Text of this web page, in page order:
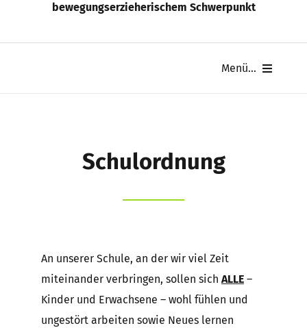
bewegungserzieherischem Schwerpunkt
Menü...
Förderverein
Schulordnung
An unserer Schule, an der wir viel Zeit
miteinander verbringen, sollen sich ALLE–
Kinder und Erwachsene – wohl fühlen und
ungestört arbeiten sowie Neues lernen